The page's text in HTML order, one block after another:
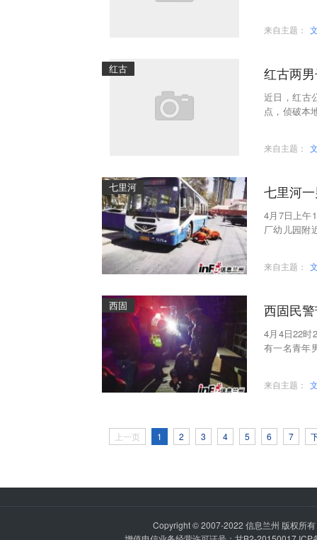
来自主题：
红古 红古两
近日，红古
点，侦破本
来自主题：
七里河 七里河
4月7日上午
厂幼儿园附
来自主题：
西固 西固民
4月4日22时
有一名青年
来自主题：
上一页 1 2 3 4 5 6 7
Copyright © 2007-2022 信息兰州 版权所